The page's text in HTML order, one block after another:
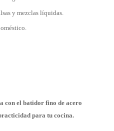
y mezclas líquidas.
con el batidor fino de acero
para tu cocina.